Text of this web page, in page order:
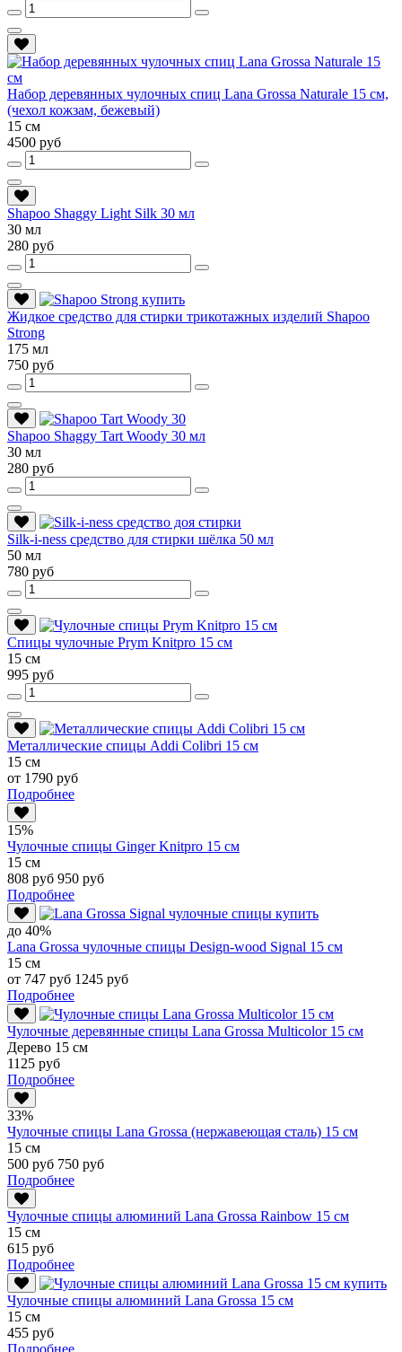
Набор деревянных чулочных спиц Lana Grossa Naturale 15 см,
(чехол кожзам, бежевый)
15 см
4500 руб
Shapoo Shaggy Light Silk 30 мл
30 мл
280 руб
Жидкое средство для стирки трикотажных изделий Shapoo
Strong
175 мл
750 руб
Shapoo Shaggy Tart Woody 30 мл
30 мл
280 руб
Silk-i-ness средство для стирки шёлка 50 мл
50 мл
780 руб
Спицы чулочные Prym Knitpro 15 см
15 см
995 руб
Металлические спицы Addi Colibri 15 см
15 см
от 1790 руб
Подробнее
15%
Чулочные спицы Ginger Knitpro 15 см
15 см
808 руб 950 руб
Подробнее
до 40%
Lana Grossa чулочные спицы Design-wood Signal 15 см
15 см
от 747 руб 1245 руб
Подробнее
Чулочные деревянные спицы Lana Grossa Multicolor 15 см
Дерево 15 см
1125 руб
Подробнее
33%
Чулочные спицы Lana Grossa (нержавеющая сталь) 15 см
15 см
500 руб 750 руб
Подробнее
Чулочные спицы алюминий Lana Grossa Rainbow 15 см
15 см
615 руб
Подробнее
Чулочные спицы алюминий Lana Grossa 15 см
15 см
455 руб